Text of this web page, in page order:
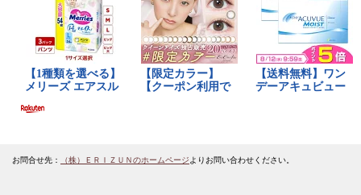
お問合せ先： （株）ＥＲＩＺＵＮのホームページよりお問い合わせください。